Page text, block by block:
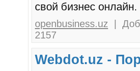
свой бизнес онлайн.
openbusiness.uz |
2157
Webdot.uz -